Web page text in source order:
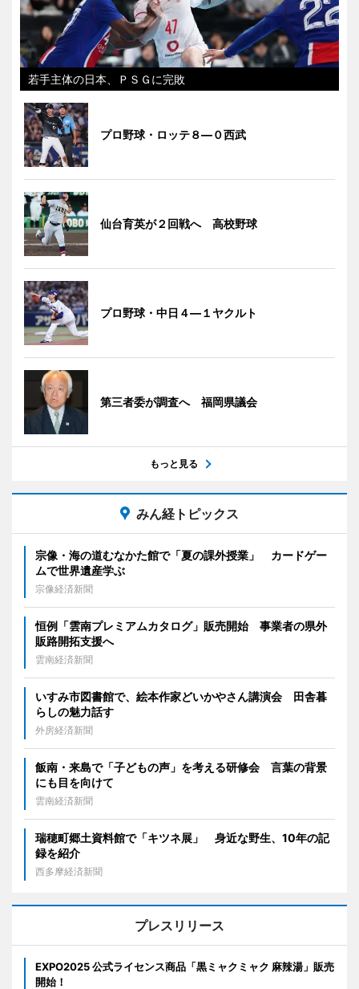
若手主体の日本、ＰＳＧに完敗
プロ野球・ロッテ８―０西武
仙台育英が２回戦へ 高校野球
プロ野球・中日４―１ヤクルト
第三者委が調査へ 福岡県議会
もっと見る
みん経トピックス
宗像・海の道むなかた館で「夏の課外授業」 カードゲー
ムで世界遺産学ぶ
宗像経済新聞
恒例「雲南プレミアムカタログ」販売開始 事業者の県外
販路開拓支援へ
雲南経済新聞
いすみ市図書館で、絵本作家どいかやさん講演会 田舎暮
らしの魅力話す
外房経済新聞
飯南・来島で「子どもの声」を考える研修会 言葉の背景
にも目を向けて
雲南経済新聞
瑞穂町郷土資料館で「キツネ展」 身近な野生、10年の記
録を紹介
西多摩経済新聞
プレスリリース
EXPO2025 公式ライセンス商品「黒ミャクミャク 麻辣湯」販売
開始！